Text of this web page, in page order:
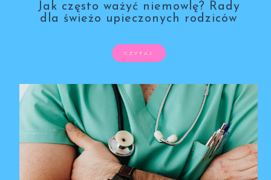
Jak często ważyć niemowlę? Rady
dla świeżo upieczonych rodziców
CZYTAJ